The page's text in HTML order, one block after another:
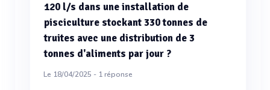
120 l/s dans une installation de
pisciculture stockant 330 tonnes de
truites avec une distribution de 3
tonnes d'aliments par jour ?
Le 18/04/2025 - 1réponse